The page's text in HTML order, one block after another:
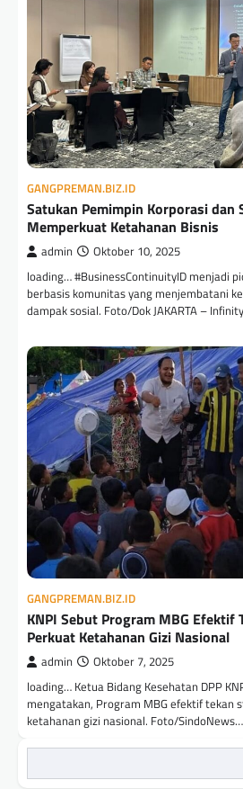
GANGPREMAN.BIZ.ID
Satukan Pemimpin Korporasi dan
Memperkuat Ketahanan Bisnis
admin Oktober 10, 2025
loading… #BusinessContinuityID menjadi
berbasis komunitas yang menjembatani
dampak sosial. Foto/Dok JAKARTA –
GANGPREMAN.BIZ.ID
KNPI Sebut Program MBG Efektif
Perkuat Ketahanan Gizi Nasional
admin Oktober 7, 2025
loading… Ketua Bidang Kesehatan DPP
mengatakan, Program MBG efektif tekan
ketahanan gizi nasional. Foto/SindoNews…